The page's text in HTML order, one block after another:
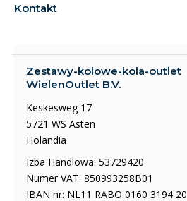
Kontakt
Zestawy-kolowe-kola-outlet
WielenOutlet B.V.
Keskesweg 17
5721 WS Asten
Holandia
Izba Handlowa: 53729420
Numer VAT: 850993258B01
IBAN nr: NL11 RABO 0160 3194 20